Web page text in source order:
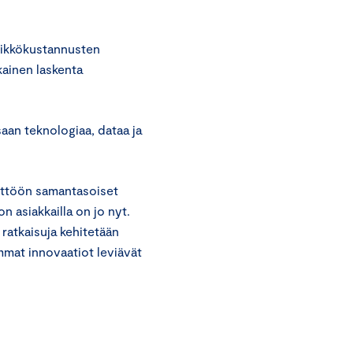
laskenta
teknologiaa, dataa ja
samantasoiset
asiakkailla on jo nyt.
kehitetään
innovaatiot leviävät